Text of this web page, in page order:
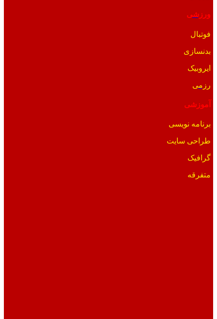
ورزشی
فوتبال
بدنسازی
ایروبیک
رزمی
آموزشی
برنامه نویسی
طراحی سایت
گرافیک
متفرقه